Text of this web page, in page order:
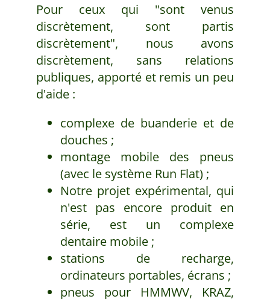
Pour ceux qui "sont venus
discrètement, sont partis
discrètement", nous avons
discrètement, sans relations
publiques, apporté et remis un peu
d'aide :
complexe de buanderie et de
douches ;
montage mobile des pneus
(avec le système Run Flat) ;
Notre projet expérimental, qui
n'est pas encore produit en
série, est un complexe
dentaire mobile ;
stations de recharge,
ordinateurs portables, écrans ;
pneus pour HMMWV, KRAZ,